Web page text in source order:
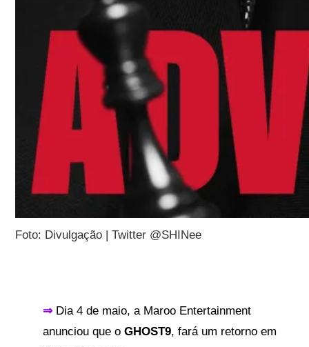
Foto: Divulgação | Twitter @SHINee
⇒ Dia 4 de maio, a Maroo Entertainment
anunciou que oGHOST9, fará um retorno em